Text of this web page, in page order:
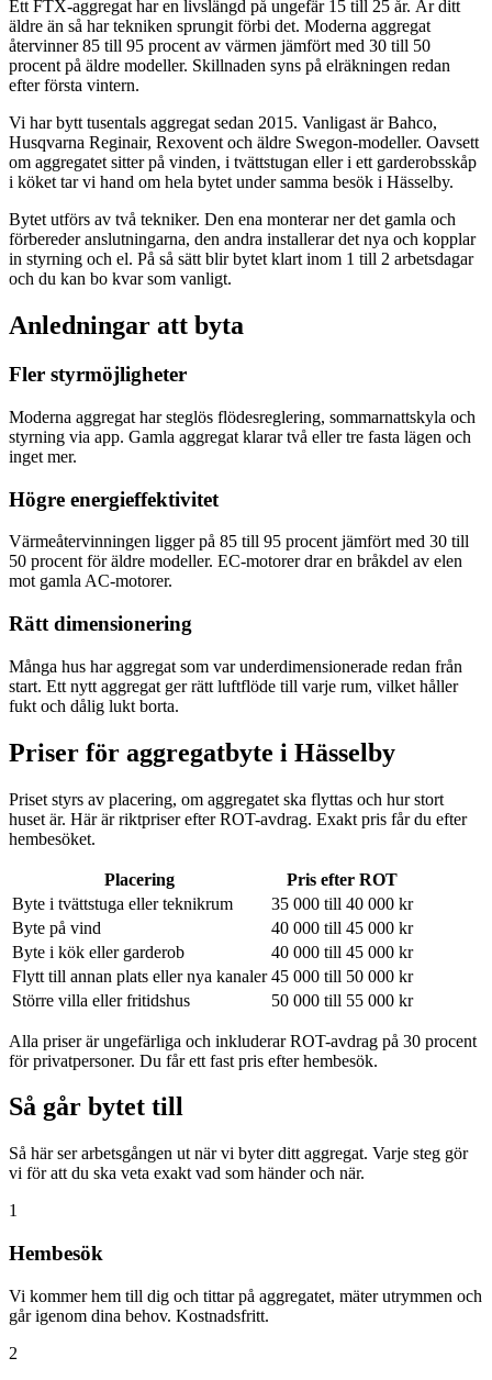
Ett FTX-aggregat har en livslängd på ungefär 15 till 25 år. Är ditt
äldre än så har tekniken sprungit förbi det. Moderna aggregat
återvinner 85 till 95 procent av värmen jämfört med 30 till 50
procent på äldre modeller. Skillnaden syns på elräkningen redan
efter första vintern.
Vi har bytt tusentals aggregat sedan 2015. Vanligast är Bahco,
Husqvarna Reginair, Rexovent och äldre Swegon-modeller. Oavsett
om aggregatet sitter på vinden, i tvättstugan eller i ett garderobsskåp
i köket tar vi hand om hela bytet under samma besök i Hässelby.
Bytet utförs av två tekniker. Den ena monterar ner det gamla och
förbereder anslutningarna, den andra installerar det nya och kopplar
in styrning och el. På så sätt blir bytet klart inom 1 till 2 arbetsdagar
och du kan bo kvar som vanligt.
Anledningar att byta
Fler styrmöjligheter
Moderna aggregat har steglös flödesreglering, sommarnattskyla och
styrning via app. Gamla aggregat klarar två eller tre fasta lägen och
inget mer.
Högre energieffektivitet
Värmeåtervinningen ligger på 85 till 95 procent jämfört med 30 till
50 procent för äldre modeller. EC-motorer drar en bråkdel av elen
mot gamla AC-motorer.
Rätt dimensionering
Många hus har aggregat som var underdimensionerade redan från
start. Ett nytt aggregat ger rätt luftflöde till varje rum, vilket håller
fukt och dålig lukt borta.
Priser för aggregatbyte i Hässelby
Priset styrs av placering, om aggregatet ska flyttas och hur stort
huset är. Här är riktpriser efter ROT-avdrag. Exakt pris får du efter
hembesöket.
Placering
Pris efter ROT
Byte i tvättstuga eller teknikrum
35 000 till 40 000 kr
Byte på vind
40 000 till 45 000 kr
Byte i kök eller garderob
40 000 till 45 000 kr
Flytt till annan plats eller nya kanaler 45 000 till 50 000 kr
Större villa eller fritidshus
50 000 till 55 000 kr
Alla priser är ungefärliga och inkluderar ROT-avdrag på 30 procent
för privatpersoner. Du får ett fast pris efter hembesök.
Så går bytet till
Så här ser arbetsgången ut när vi byter ditt aggregat. Varje steg gör
vi för att du ska veta exakt vad som händer och när.
1
Hembesök
Vi kommer hem till dig och tittar på aggregatet, mäter utrymmen och
går igenom dina behov. Kostnadsfritt.
2